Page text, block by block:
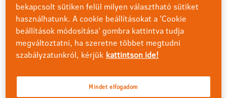
Ismerjen meg minket
Az NN Biztosító több mint 30 éve kínál magas színvonalú
élet-, nyugdíj-, baleset- és egészségbiztosítási
szolgáltatásokat Magyarországon. Célunk, hogy átlátható
ügyfeleinket pénzügyi biztonságuk megteremtéséhez.
bekapcsolt sütiken felül milyen választható sütiket
használhatunk. A cookie beállításokat a 'Cookie
beállítások módosítása' gombra kattintva tudja
megváltoztatni, ha szeretne többet megtudni
szabályzatunkról, kérjük kattintson ide!
Mindet elfogadom